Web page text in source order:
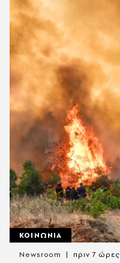
ΚΟΙΝΩΝΙΑ
Newsroom πριν 7 ώρες